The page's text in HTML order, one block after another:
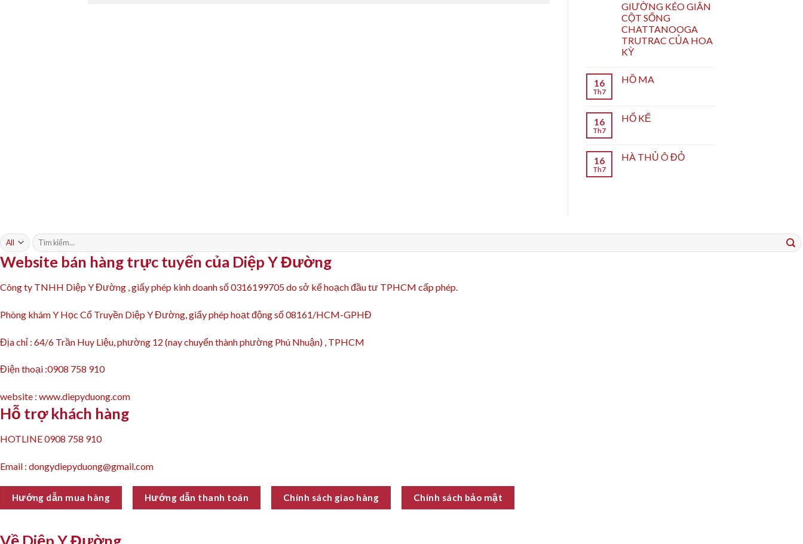
GIƯỜNG KÉO GIÃN
CỘT SỐNG
CHATTANOOGA
TRUTRAC CỦA HOA
KỲ
16
Th7
HỒ MA
16
Th7
HỔ KẾ
16
Th7
HÀ THỦ Ô ĐỎ
Tìm
kiếm:
Website bán hàng trực tuyến của Diệp Y Đường
Công ty TNHH Diệp Y Đường , giấy phép kinh doanh số 0316199705 do sở kế hoạch đầu tư TPHCM cấp phép.
Phòng khám Y Học Cổ Truyền Diệp Y Đường, giấy phép hoạt động số 08161/HCM-GPHĐ
Địa chỉ : 64/6 Trần Huy Liệu, phường 12 (nay chuyển thành phường Phú Nhuận) , TPHCM
Điện thoại :0908 758 910
website : www.diepyduong.com
Hỗ trợ khách hàng
HOTLINE 0908 758 910
Email : dongydiepyduong@gmail.com
Hướng dẫn mua hàng Hướng dẫn thanh toán Chính sách giao hàng Chính sách bảo mật
Về Diệp Y Đường